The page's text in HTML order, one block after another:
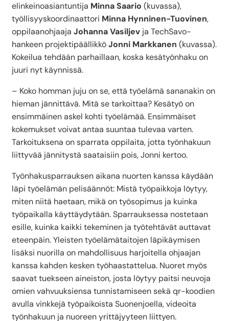
elinkeinoasiantuntija Minna Saario (kuvassa),
työllisyyskoordinaattori Minna Hynninen-Tuovinen,
oppilaanohjaaja Johanna Vasiljev ja TechSavo-
hankeen projektipäällikköJonni Markkanen (kuvassa).
Kokeilua tehdään parhaillaan, koska kesätyönhaku on
juuri nyt käynnissä.
– Koko homman juju on se, että työelämä sananakin on
hieman jännittävä. Mitä se tarkoittaa? Kesätyö on
ensimmäinen askel kohti työelämää. Ensimmäiset
kokemukset voivat antaa suuntaa tulevaa varten.
Tarkoituksena on sparrata oppilaita, jotta työnhakuun
liittyvää jännitystä saataisiin pois, Jonni kertoo.
Työnhakusparrauksen aikana nuorten kanssa käydään
läpi työelämän pelisäännöt: Mistä työpaikkoja löytyy,
miten niitä haetaan, mikä on työsopimus ja kuinka
työpaikalla käyttäydytään. Sparrauksessa nostetaan
esille, kuinka kaikki tekeminen ja työtehtävät auttavat
eteenpäin. Yleisten työelämätaitojen läpikäymisen
lisäksi nuorilla on mahdollisuus harjoitella ohjaajan
kanssa kahden kesken työhaastattelua. Nuoret myös
saavat tuekseen aineiston, josta löytyy paitsi neuvoja
omien vahvuuksiensa tunnistamiseen sekä qr-koodien
avulla vinkkejä työpaikoista Suonenjoella, videoita
työnhakuun ja nuoreen yrittäjyyteen liittyen.